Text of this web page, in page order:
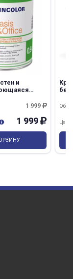
и
1 999
1 999 Цена